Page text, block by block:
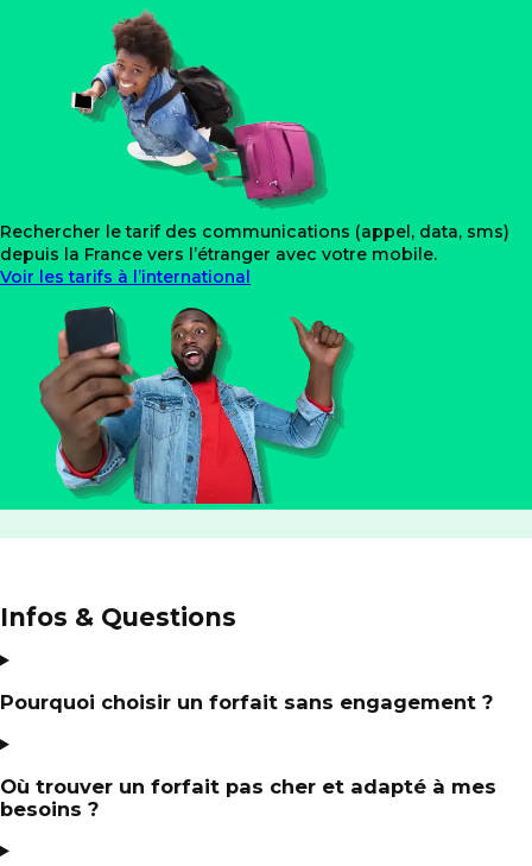
Rechercher le tarif des communications (appel, data, sms)
depuis la France vers l’étranger avec votre mobile.
Voir les tarifs à l’international
Infos & Questions
Pourquoi choisir un forfait sans engagement ?
Où trouver un forfait pas cher et adapté à mes
besoins ?